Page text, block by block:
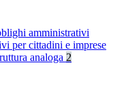
amministrativi
per cittadini e imprese
analoga 2